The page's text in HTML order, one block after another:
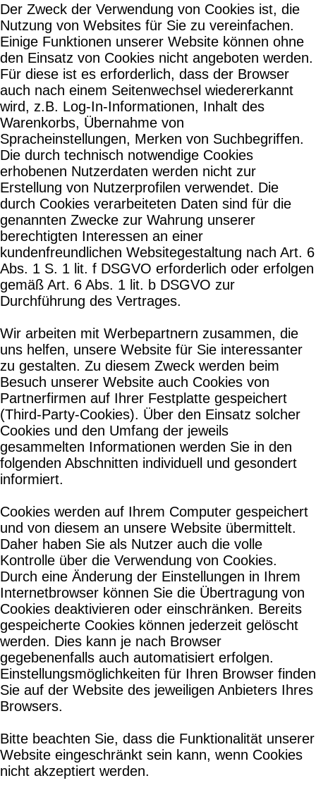
Der Zweck der Verwendung von Cookies ist, die
Nutzung von Websites für Sie zu vereinfachen.
Einige Funktionen unserer Website können ohne
den Einsatz von Cookies nicht angeboten werden.
Für diese ist es erforderlich, dass der Browser
auch nach einem Seitenwechsel wiedererkannt
wird, z.B. Log-In-Informationen, Inhalt des
Warenkorbs, Übernahme von
Spracheinstellungen, Merken von Suchbegriffen.
Die durch technisch notwendige Cookies
erhobenen Nutzerdaten werden nicht zur
Erstellung von Nutzerprofilen verwendet. Die
durch Cookies verarbeiteten Daten sind für die
genannten Zwecke zur Wahrung unserer
berechtigten Interessen an einer
kundenfreundlichen Websitegestaltung nach Art. 6
Abs. 1 S. 1 lit. f DSGVO erforderlich oder erfolgen
gemäß Art. 6 Abs. 1 lit. b DSGVO zur
Durchführung des Vertrages.
Wir arbeiten mit Werbepartnern zusammen, die
uns helfen, unsere Website für Sie interessanter
zu gestalten. Zu diesem Zweck werden beim
Besuch unserer Website auch Cookies von
Partnerfirmen auf Ihrer Festplatte gespeichert
(Third-Party-Cookies). Über den Einsatz solcher
Cookies und den Umfang der jeweils
gesammelten Informationen werden Sie in den
folgenden Abschnitten individuell und gesondert
informiert.
Cookies werden auf Ihrem Computer gespeichert
und von diesem an unsere Website übermittelt.
Daher haben Sie als Nutzer auch die volle
Kontrolle über die Verwendung von Cookies.
Durch eine Änderung der Einstellungen in Ihrem
Internetbrowser können Sie die Übertragung von
Cookies deaktivieren oder einschränken. Bereits
gespeicherte Cookies können jederzeit gelöscht
werden. Dies kann je nach Browser
gegebenenfalls auch automatisiert erfolgen.
Einstellungsmöglichkeiten für Ihren Browser finden
Sie auf der Website des jeweiligen Anbieters Ihres
Browsers.
Bitte beachten Sie, dass die Funktionalität unserer
Website eingeschränkt sein kann, wenn Cookies
nicht akzeptiert werden.